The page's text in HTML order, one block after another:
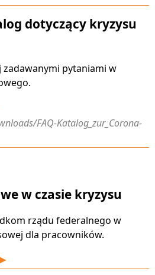
dotyczący kryzysu
zadawanymi pytaniami w
FAQ-Katalog_zur_Corona-
w czasie kryzysu
rządu federalnego w
dla pracowników.